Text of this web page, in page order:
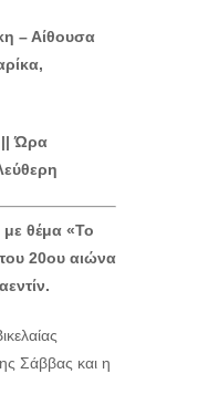
– Αίθουσα
|| Ώρα
με θέμα «Το
20ου αιώνα
Σάββας και η